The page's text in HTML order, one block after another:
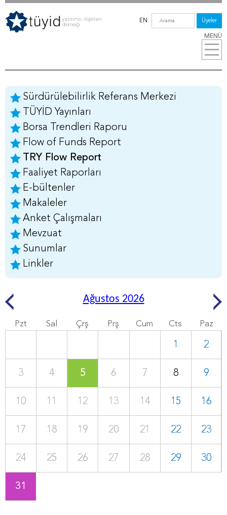
MENÜ
EN Üyeler
Sürdürülebilirlik Referans Merkezi
TÜYİD Yayınları
Borsa Trendleri Raporu
Flow of Funds Report
TRY Flow Report
Faaliyet Raporları
E-bültenler
Makaleler
Anket Çalışmaları
Mevzuat
Sunumlar
Linkler
Ağustos 2026
Pzt Sal Çrş Prş Cum Cts Paz
1 2
3 4 5 6 7 8 9
10 11 12 13 14 15 16
17 18 19 20 21 22 23
24 25 26 27 28 29 30
31